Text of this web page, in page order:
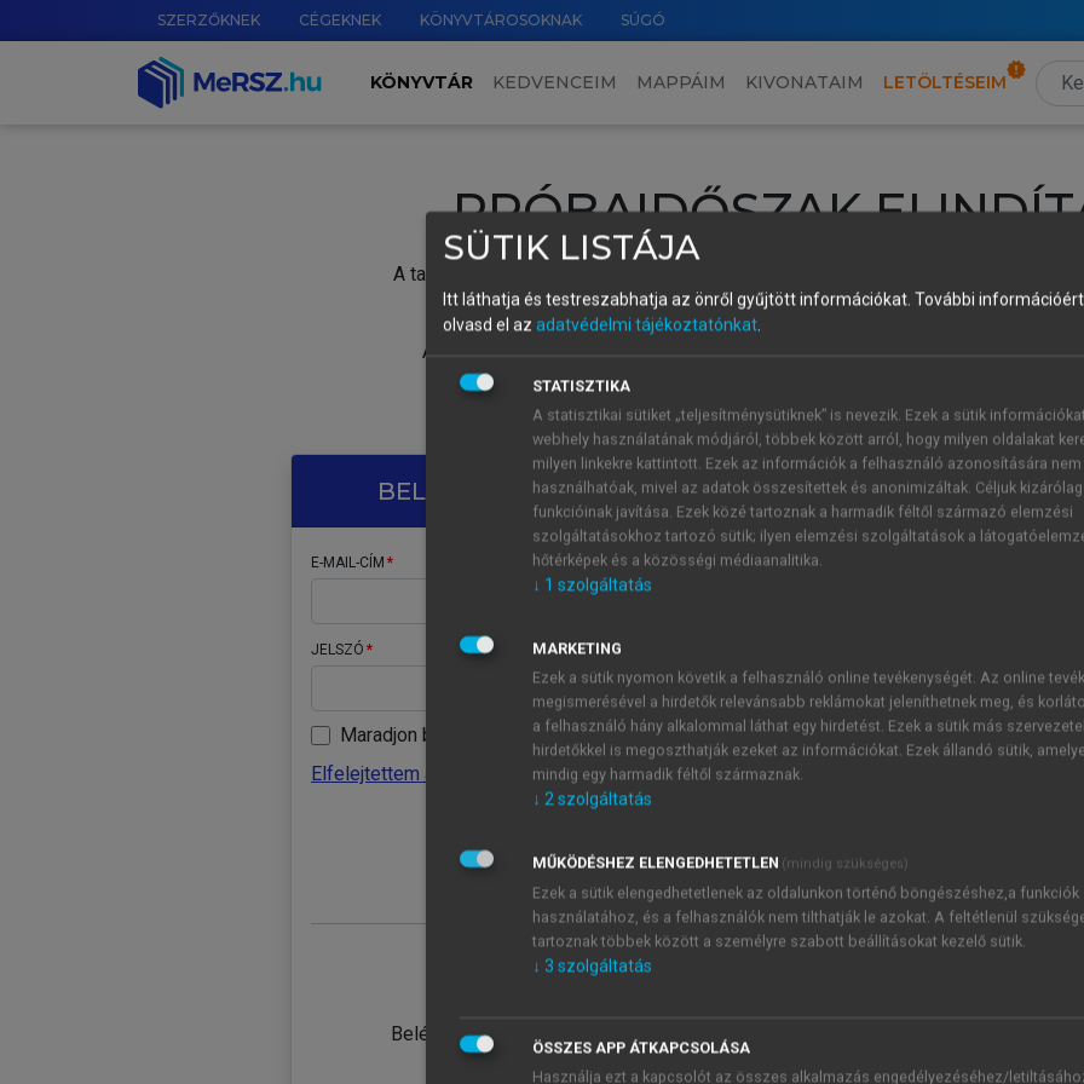
SZERZŐKNEK CÉGEKNEK KÖNYVTÁROSOKNAK SÚGÓ
KÖNYVTÁR KEDVENCEIM MAPPÁIM KIVONATAIM LETÖLTÉSEIM
PRÓBAIDŐSZAK
A tartalom megtekintéséhez lépj be a saját fiókoddal, iskolai azonosítóddal vagy
Új felhasználóként1 óra díjmentes hozzáférésrevagy
A próbaidőszak elindításához,
vagy hozz
A regisztráció után a
BELÉPÉS SAJÁT FIÓKKAL
E-MAIL-CÍM
JELSZÓ
Maradjon belépve
Elfelejtettem a jelszavamat
Belépés intézményi azonosítóval
ÚJ FIÓK
1 óra
JELSZÓ
Kérek értesítést a MeRSZ
Kérek értesítést az
SÜTIK LISTÁJA
Itt láthatja és testreszabhatja az önről gyűjtött információkat. További
olvasd el az adatvédelmi tájékoztatónkat.
STATISZTIKA
A statisztikai sütiket „teljesítménysütiknek” is nevezik. Ezek a sütik
webhely használatának módjáról, többek között arról, hogy milyen oldalakat
milyen linkekre kattintott. Ezek az információk a felhasználó azonosítására nem
használhatóak, mivel az adatok összesítettek és anonimizáltak. Céljuk
funkcióinak javítása. Ezek közé tartoznak a harmadik féltől származó elemzési
szolgáltatásokhoz tartozó sütik; ilyen elemzési szolgáltatások a
hőtérképek és a közösségi médiaanalitika.
↓ 1 szolgáltatás
MARKETING
Ezek a sütik nyomon követik a felhasználó online tevékenységét. Az online
megismerésével a hirdetők relevánsabb reklámokat jeleníthetnek meg, és
a felhasználó hány alkalommal láthat egy hirdetést. Ezek a sütik más
hirdetőkkel is megoszthatják ezeket az információkat. Ezek állandó sütik,
mindig egy harmadik féltől származnak.
↓ 2szolgáltatás
MŰKÖDÉSHEZ ELENGEDHETETLEN (mindig szükséges)
Ezek a sütik elengedhetetlenek az oldalunkon történő böngészéshez,a funkciók
használatához, és a felhasználók nem tilthatják le azokat. A feltétlenül
tartoznak többek között a személyre szabott beállításokat kezelő sütik.
↓ 3 szolgáltatás
ÖSSZES APP ÁTKAPCSOLÁSA
Használja ezt a kapcsolót az összes alkalmazás engedélyezéséhez/